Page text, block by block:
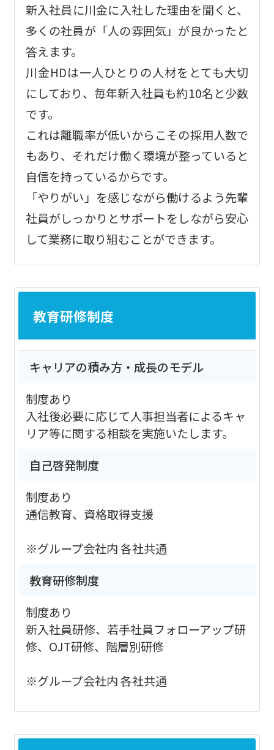
新入社員に川金に入社した理由を聞くと、
多くの社員が「人の雰囲気」が良かったと
答えます。
川金HDは一人ひとりの人材をとても大切
にしており、毎年新入社員も約10名と少数
です。
これは離職率が低いからこその採用人数で
もあり、それだけ働く環境が整っていると
自信を持っているからです。
「やりがい」を感じながら働けるよう先輩
社員がしっかりとサポートをしながら安心
して業務に取り組むことができます。
教育研修制度
キャリアの積み方・成長のモデル
制度あり
入社後必要に応じて人事担当者によるキャ
リア等に関する相談を実施いたします。
自己啓発制度
制度あり
通信教育、資格取得支援
※グループ会社内 各社共通
教育研修制度
制度あり
新入社員研修、若手社員フォローアップ研
修、OJT研修、階層別研修
※グループ会社内 各社共通